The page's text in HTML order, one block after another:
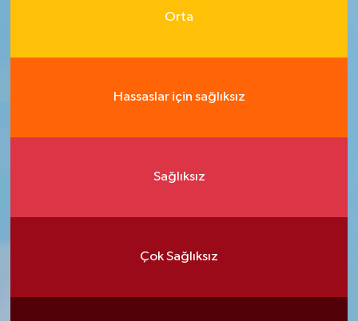
Orta
Hassaslar için sağlıksız
Sağlıksız
Çok Sağlıksız